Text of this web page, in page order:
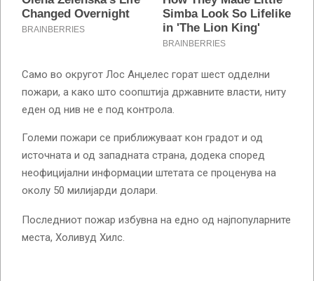
Само во округот Лос Анџелес горат шест одделни
пожари, а како што соопштија државните власти, ниту
еден од нив не е под контрола.
Големи пожари се приближуваат кон градот и од
источната и од западната страна, додека според
неофицијални информации штетата се проценува на
околу 50 милијарди долари.
Последниот пожар избувна на едно од најпопуларните
места, Холивуд Хилс.